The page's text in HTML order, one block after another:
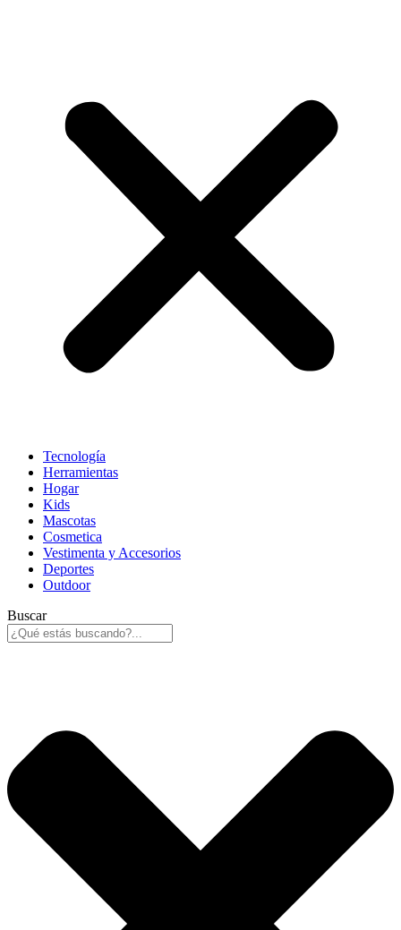
Tecnología
Herramientas
Hogar
Kids
Mascotas
Cosmetica
Vestimenta y Accesorios
Deportes
Outdoor
Buscar